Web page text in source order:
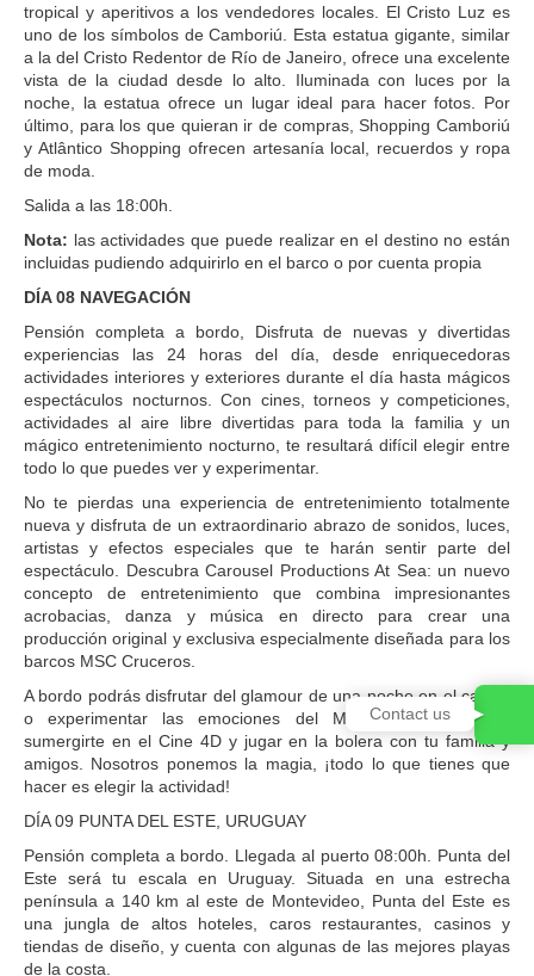
tropical y aperitivos a los vendedores locales. El Cristo Luz es
uno de los símbolos de Camboriú. Esta estatua gigante, similar
a la del Cristo Redentor de Río de Janeiro, ofrece una excelente
vista de la ciudad desde lo alto. Iluminada con luces por la
noche, la estatua ofrece un lugar ideal para hacer fotos. Por
último, para los que quieran ir de compras, Shopping Camboriú
y Atlântico Shopping ofrecen artesanía local, recuerdos y ropa
de moda.
Salida a las 18:00h.
Nota: las actividades que puede realizar en el destino no están
incluidas pudiendo adquirirlo en el barco o por cuenta propia
DÍA 08 NAVEGACIÓN
Pensión completa a bordo, Disfruta de nuevas y divertidas
experiencias las 24 horas del día, desde enriquecedoras
actividades interiores y exteriores durante el día hasta mágicos
espectáculos nocturnos. Con cines, torneos y competiciones,
actividades al aire libre divertidas para toda la familia y un
mágico entretenimiento nocturno, te resultará difícil elegir entre
todo lo que puedes ver y experimentar.
No te pierdas una experiencia de entretenimiento totalmente
nueva y disfruta de un extraordinario abrazo de sonidos, luces,
artistas y efectos especiales que te harán sentir parte del
espectáculo. Descubra Carousel Productions At Sea: un nuevo
concepto de entretenimiento que combina impresionantes
acrobacias, danza y música en directo para crear una
producción original y exclusiva especialmente diseñada para los
barcos MSC Cruceros.
A bordo podrás disfrutar del glamour de una noche en el casino
o experimentar las emociones del MSC Formula Racer,
sumergirte en el Cine 4D y jugar en la bolera con tu familia y
amigos. Nosotros ponemos la magia, ¡todo lo que tienes que
hacer es elegir la actividad!
DÍA 09 PUNTA DEL ESTE, URUGUAY
Pensión completa a bordo. Llegada al puerto 08:00h. Punta del
Este será tu escala en Uruguay. Situada en una estrecha
península a 140 km al este de Montevideo, Punta del Este es
una jungla de altos hoteles, caros restaurantes, casinos y
tiendas de diseño, y cuenta con algunas de las mejores playas
de la costa.
Contact us